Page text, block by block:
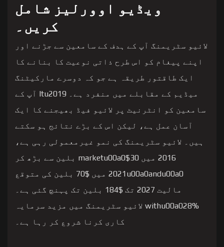
ویڈیو اوورلیز شامل
کریں۔
لائیو سٹریمنگ آپ کے ہدف کے سامعین سے جڑنے اور
اپنے پیغام کو اس طرح ذاتی نوعیت کا بنانے کا
ایک طاقتور طریقہ ہے جو کہ دوسرے مارکیٹنگ
میڈیم کے مقابلے میں منفرد ہے۔ Itu2019 آپ کے
سامعین کو انٹرنیٹ پر لائیو فیڈ بھیجنے کا ایک
آسان عمل ہے، لیکن اس کے بڑے نتائج ہو سکتے
ہیں۔ لائیو سٹریمنگ کی نمو غیرمعمولی رہی ہے،
2016 میں marketu00a0$30 بلین سے بڑھ کر
2021u00a0andu00a0 میں $70 بلین کی متوقع
مالیت 2027 تک $184 بلین تک پہنچ گئی ہے۔
withu00a028% لائیو سٹریمنگ میں مزید سرمایہ
کاری کرنا شروع کر رہا ہے۔